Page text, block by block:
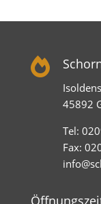

45892
Tel:
Fax: